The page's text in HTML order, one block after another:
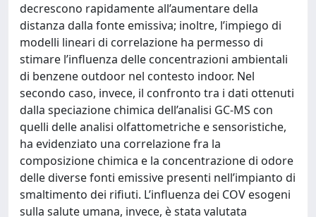
decrescono rapidamente all’aumentare della
distanza dalla fonte emissiva; inoltre, l’impiego di
modelli lineari di correlazione ha permesso di
stimare l’influenza delle concentrazioni ambientali
di benzene outdoor nel contesto indoor. Nel
secondo caso, invece, il confronto tra i dati ottenuti
dalla speciazione chimica dell’analisi GC-MS con
quelli delle analisi olfattometriche e sensoristiche,
ha evidenziato una correlazione fra la
composizione chimica e la concentrazione di odore
delle diverse fonti emissive presenti nell’impianto di
smaltimento dei rifiuti. L’influenza dei COV esogeni
sulla salute umana, invece, è stata valutata